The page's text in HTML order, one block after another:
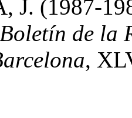
J. (1987-
Boletín de la
,